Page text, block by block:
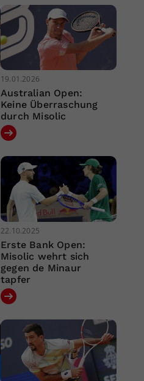
19.01.2026
Australian Open:
Keine Überraschung
durch Misolic
22.10.2025
Erste Bank Open:
Misolic wehrt sich
gegen de Minaur
tapfer